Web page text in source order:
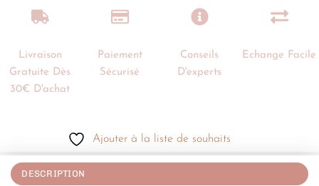
Livraison
Gratuite Dès
30€ D'achat
Paiement
Sécurisé
Conseils
D'experts
Echange Facile
Ajouter à la liste de souhaits
DESCRIPTION